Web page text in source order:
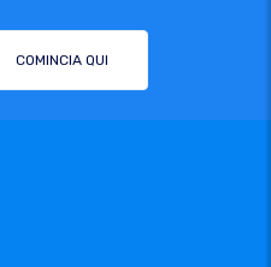
COMINCIA QUI